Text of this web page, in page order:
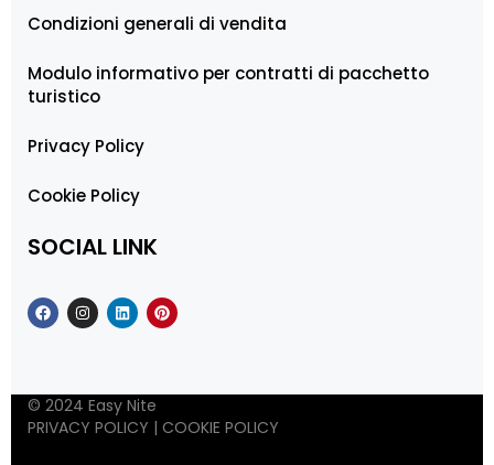
Condizioni generali di vendita
Modulo informativo per contratti di pacchetto
turistico
Privacy Policy
Cookie Policy
SOCIAL LINK
© 2024 Easy Nite
PRIVACY POLICY | COOKIE POLICY